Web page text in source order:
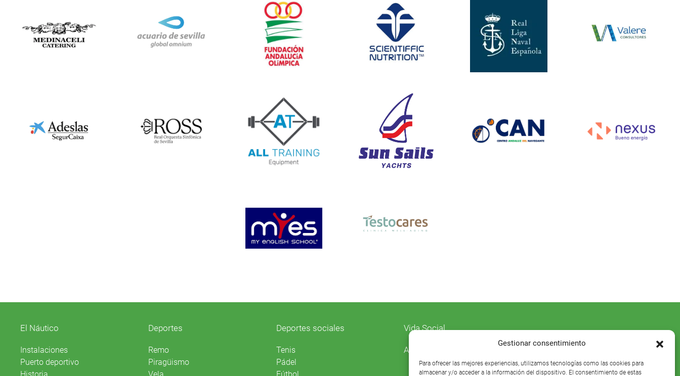
Gestionar consentimiento
Para ofrecer las mejores experiencias, utilizamos tecnologías como las cookies para
almacenar y/o acceder a la información del dispositivo. El consentimiento de estas
El Náutico
Instalaciones
Puerto deportivo
Historia
Deportes
Remo
Piragüismo
Vela
Deportes sociales
Tenis
Pádel
Fútbol
Vida Social
Agenda